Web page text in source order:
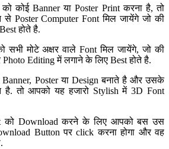
कोई Banner या Poster Print करना है, तो
Poster Computer Font मिल जायेंगे जो की
होते है.
सभी मोटे अक्षर वाले Font मिल जायेंगे, जो की
Editing में लगाने के लिए Best होते है.
Poster या Design बनाते है और उसके
तो आपको यह हजारो Stylish में 3D Font
को Download करने के लिए आपको बस उस
Button पर click करना होगा और वह